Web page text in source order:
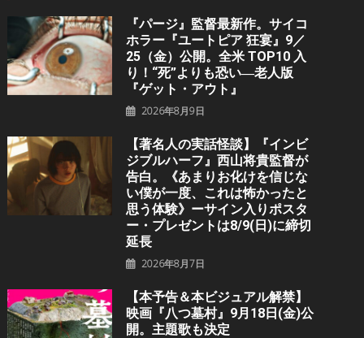
『パージ』監督最新作。サイコ
ホラー『ユートピア 狂宴』9／
25（金）公開。全米 TOP10 入
り！“死”よりも恐い―老人版
『ゲット・アウト』
2026年8月9日
【著名人の実話怪談】『インビ
ジブルハーフ』⻄⼭将貴監督が
告白。《あまりお化けを信じな
い僕が一度、これは怖かったと
思う体験》ーサイン入りポスタ
ー・プレゼントは8/9(日)に締切
延長
2026年8月7日
【本予告＆本ビジュアル解禁】
映画『八つ墓村』9月18日(金)公
開。主題歌も決定